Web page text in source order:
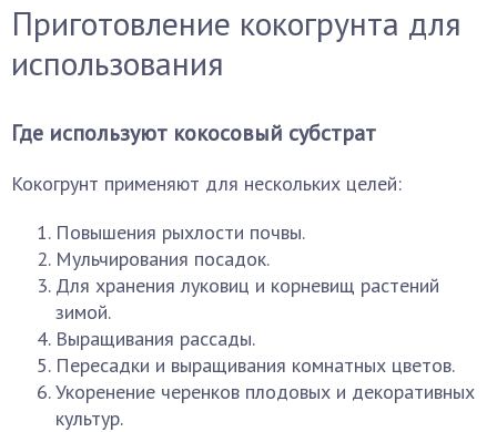
Приготовление кокогрунта для
использования
Где используют кокосовый субстрат
Кокогрунт применяют для нескольких целей:
Повышения рыхлости почвы.
Мульчирования посадок.
Для хранения луковиц и корневищ растений
зимой.
Выращивания рассады.
Пересадки и выращивания комнатных цветов.
Укоренение черенков плодовых и декоративных
культур.